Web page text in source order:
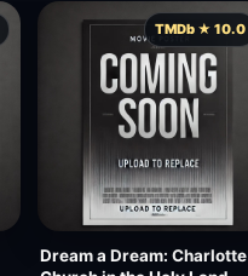
TMDb ★ 10.0
Dream a Dream: Charlotte